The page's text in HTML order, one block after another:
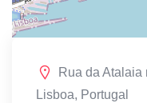
Rua da Atalaia
Lisboa, Portugal